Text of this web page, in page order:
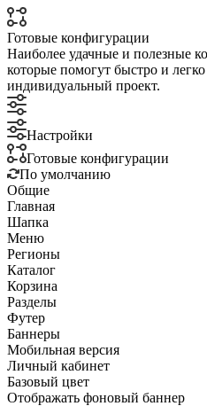
Готовые конфигурации
Наиболее удачные и полезные
которые помогут быстро и легко
индивидуальный проект.
Настройки
Готовые конфигурации
По умолчанию
Общие
Главная
Шапка
Меню
Регионы
Каталог
Корзина
Разделы
Футер
Баннеры
Мобильная версия
Личный кабинет
Базовый цвет
Отображать фоновый баннер